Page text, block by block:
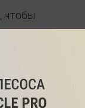
, чтобы